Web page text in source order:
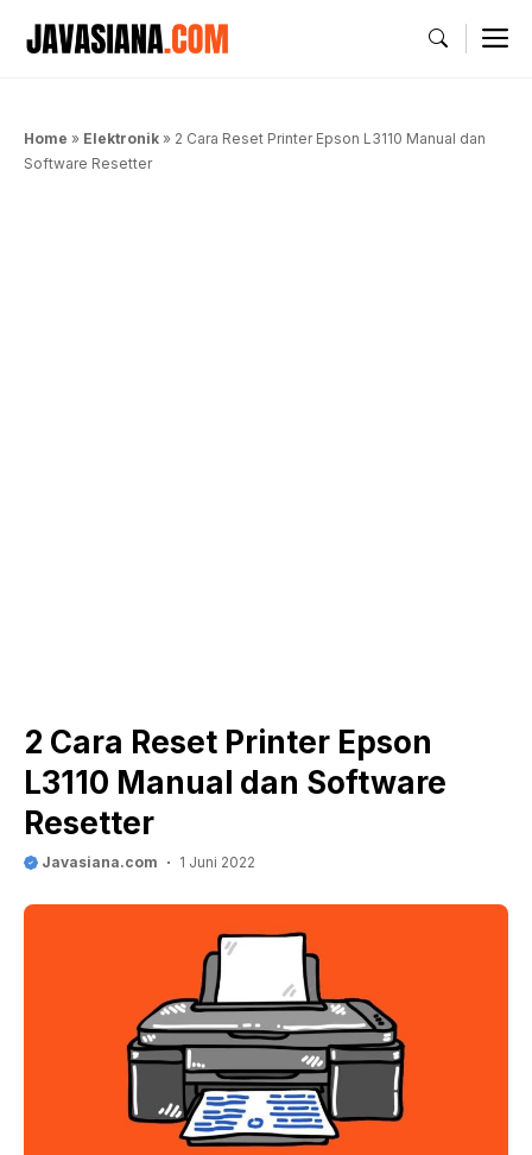
Home » Elektronik » 2 Cara Reset Printer Epson L3110 Manual dan
Software Resetter
2 Cara Reset Printer Epson
L3110 Manual dan Software
Resetter
Javasiana.com 1 Juni 2022